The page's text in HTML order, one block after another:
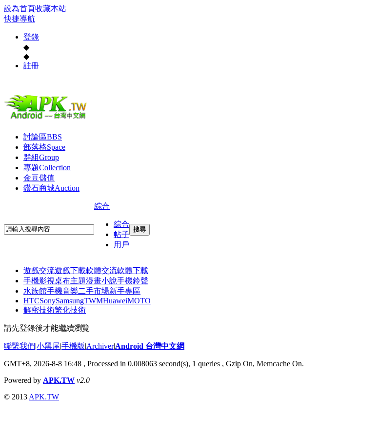
設為首頁收藏本站
快捷導航
登錄
◆
◆
註冊
討論區BBS
部落格Space
群組Group
專題Collection
金豆儲值
鑽石商城Auction
綜合
綜合
帖子
用戶
搜尋
遊戲交流遊戲下載軟體交流軟體下載
手機影視桌布主題漫畫小說手機鈴聲
水族館手機音樂二手市場新手專區
HTCSonySamsungTWMHuaweiMOTO
解密技術繁化技術
請先登錄後才能繼續瀏覽
聯繫我們|小黑屋|手機版|Archiver|Android 台灣中文網
GMT+8, 2026-8-8 16:48 , Processed in 0.008063 second(s), 1 queries , Gzip On, Memcache On.
Powered by APK.TW v2.0
© 2013 APK.TW